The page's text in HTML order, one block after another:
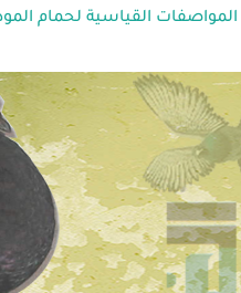
المواصفات القياسية لحمام